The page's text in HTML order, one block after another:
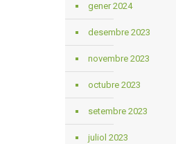
gener 2024
desembre 2023
novembre 2023
octubre 2023
setembre 2023
juliol 2023